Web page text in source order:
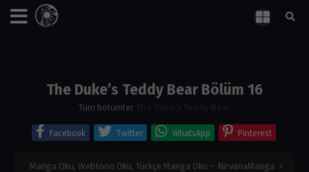
The Duke’s Teddy Bear Bölüm 16
Tüm bölümler The Duke’s Teddy Bear
Facebook Twitter WhatsApp Pinterest
Manga Oku, Webtoon Oku, Türkçe Manga Oku – NirvanaManga ›